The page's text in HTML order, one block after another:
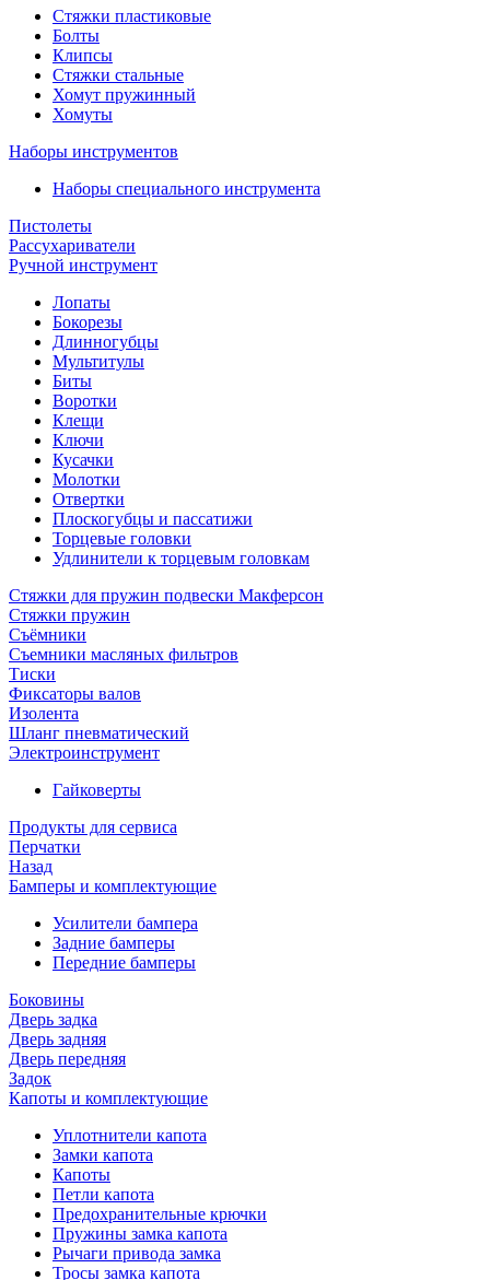
Стяжки пластиковые
Болты
Клипсы
Стяжки стальные
Хомут пружинный
Хомуты
Наборы инструментов
Наборы специального инструмента
Пистолеты
Рассухариватели
Ручной инструмент
Лопаты
Бокорезы
Длинногубцы
Мультитулы
Биты
Воротки
Клещи
Ключи
Кусачки
Молотки
Отвертки
Плоскогубцы и пассатижи
Торцевые головки
Удлинители к торцевым головкам
Стяжки для пружин подвески Макферсон
Стяжки пружин
Съёмники
Съемники масляных фильтров
Тиски
Фиксаторы валов
Изолента
Шланг пневматический
Электроинструмент
Гайковерты
Продукты для сервиса
Перчатки
Назад
Бамперы и комплектующие
Усилители бампера
Задние бамперы
Передние бамперы
Боковины
Дверь задка
Дверь задняя
Дверь передняя
Задок
Капоты и комплектующие
Уплотнители капота
Замки капота
Капоты
Петли капота
Предохранительные крючки
Пружины замка капота
Рычаги привода замка
Тросы замка капота